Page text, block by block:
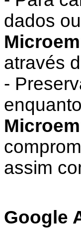
dados
através
-
assim
Google